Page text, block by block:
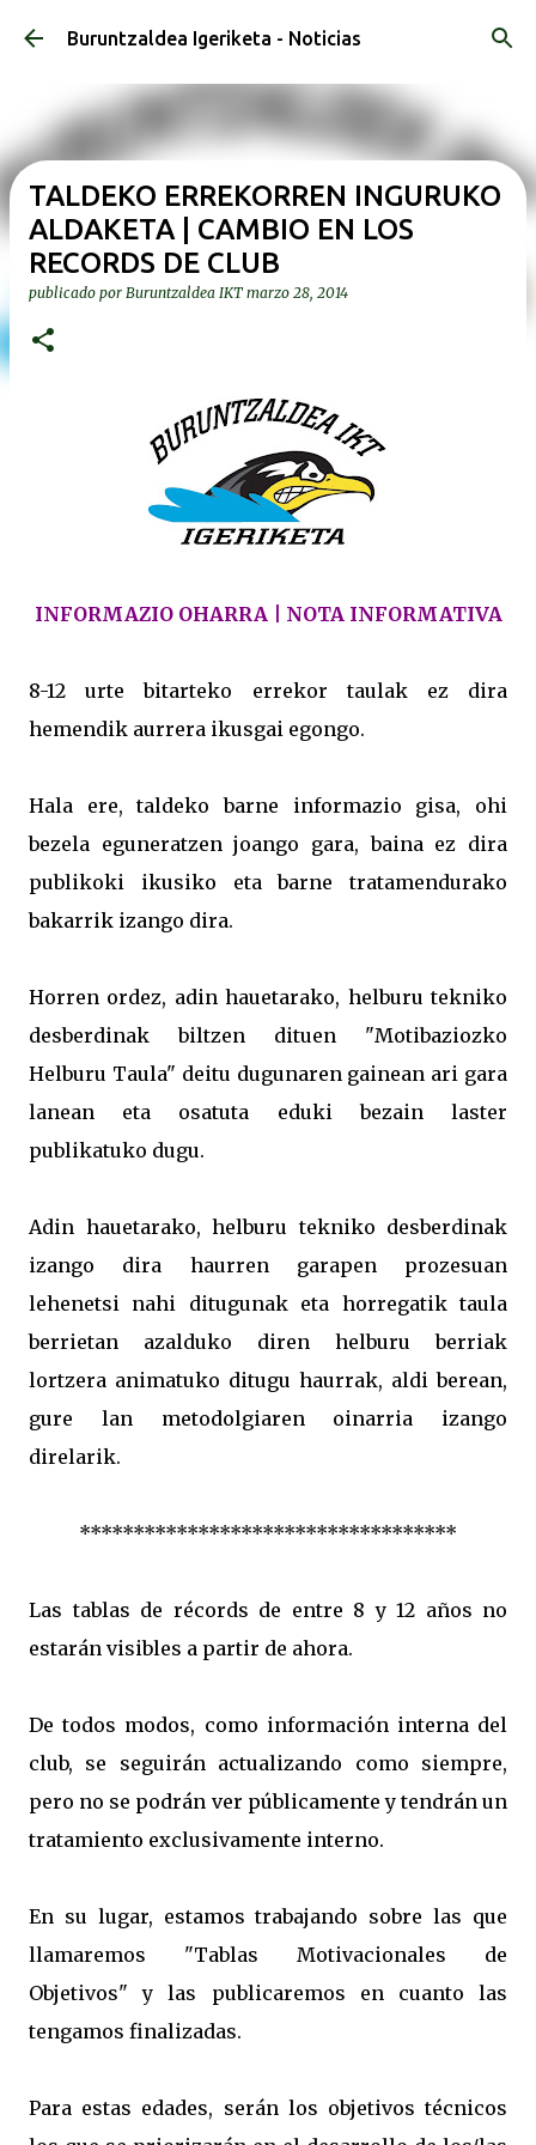
Ir al contenido principal
Buruntzaldea Igeriketa - Noticias
TALDEKO ERREKORREN INGURUKO
ALDAKETA | CAMBIO EN LOS
RECORDS DE CLUB
publicado por Buruntzaldea IKT marzo 28, 2014
INFORMAZIO OHARRA | NOTA INFORMATIVA
8-12 urte bitarteko errekor taulak ez dira
hemendik aurrera ikusgai egongo.
Hala ere, taldeko barne informazio gisa, ohi
bezela eguneratzen joango gara, baina ez dira
publikoki ikusiko eta barne tratamendurako
bakarrik izango dira.
Horren ordez, adin hauetarako, helburu tekniko
desberdinak biltzen dituen "Motibaziozko
Helburu Taula" deitu dugunaren gainean ari gara
lanean eta osatuta eduki bezain laster
publikatuko dugu.
Adin hauetarako, helburu tekniko desberdinak
izango dira haurren garapen prozesuan
lehenetsi nahi ditugunak eta horregatik taula
berrietan azalduko diren helburu berriak
lortzera animatuko ditugu haurrak, aldi berean,
gure lan metodolgiaren oinarria izango
direlarik.
***********************************
Las tablas de récords de entre 8 y 12 años no
estarán visibles a partir de ahora.
De todos modos, como información interna del
club, se seguirán actualizando como siempre,
pero no se podrán ver públicamente y tendrán un
tratamiento exclusivamente interno.
En su lugar, estamos trabajando sobre las que
llamaremos "Tablas Motivacionales de
Objetivos" y las publicaremos en cuanto las
tengamos finalizadas.
Para estas edades, serán los objetivos técnicos